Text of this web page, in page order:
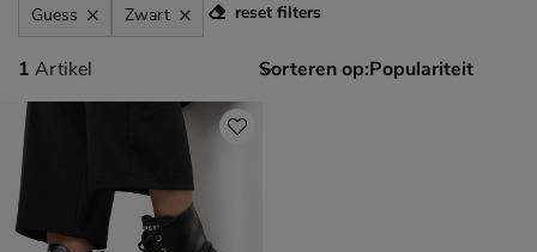
Guess Zwart reset filters
1 artikel
1 Artikel Sorteren op: